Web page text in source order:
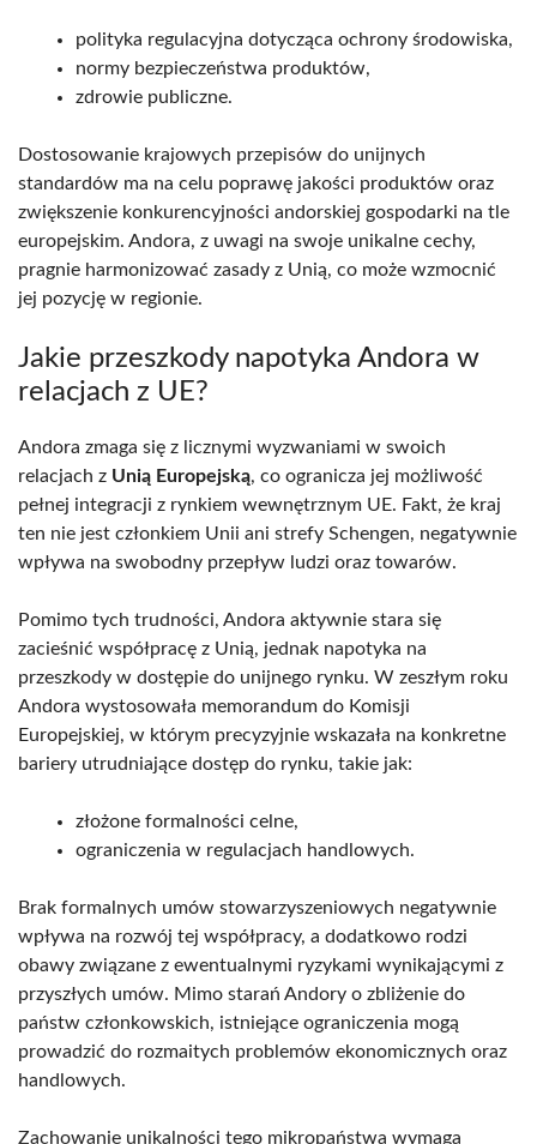
polityka regulacyjna dotycząca ochrony środowiska,
normy bezpieczeństwa produktów,
zdrowie publiczne.
Dostosowanie krajowych przepisów do unijnych
standardów ma na celu poprawę jakości produktów oraz
zwiększenie konkurencyjności andorskiej gospodarki na tle
europejskim. Andora, z uwagi na swoje unikalne cechy,
pragnie harmonizować zasady z Unią, co może wzmocnić
jej pozycję w regionie.
Jakie przeszkody napotyka Andora w
relacjach z UE?
Andora zmaga się z licznymi wyzwaniami w swoich
relacjach z Unią Europejską, co ogranicza jej możliwość
pełnej integracji z rynkiem wewnętrznym UE. Fakt, że kraj
ten nie jest członkiem Unii ani strefy Schengen, negatywnie
wpływa na swobodny przepływ ludzi oraz towarów.
Pomimo tych trudności, Andora aktywnie stara się
zacieśnić współpracę z Unią, jednak napotyka na
przeszkody w dostępie do unijnego rynku. W zeszłym roku
Andora wystosowała memorandum do Komisji
Europejskiej, w którym precyzyjnie wskazała na konkretne
bariery utrudniające dostęp do rynku, takie jak:
złożone formalności celne,
ograniczenia w regulacjach handlowych.
Brak formalnych umów stowarzyszeniowych negatywnie
wpływa na rozwój tej współpracy, a dodatkowo rodzi
obawy związane z ewentualnymi ryzykami wynikającymi z
przyszłych umów. Mimo starań Andory o zbliżenie do
państw członkowskich, istniejące ograniczenia mogą
prowadzić do rozmaitych problemów ekonomicznych oraz
handlowych.
Zachowanie unikalności tego mikropaństwa wymaga